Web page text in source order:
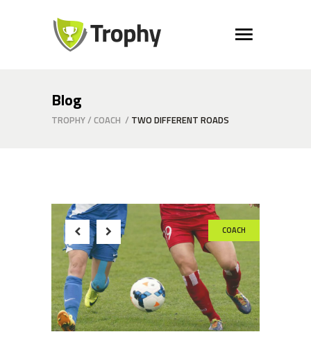
Blog
TROPHY/ COACH / TWO DIFFERENT ROADS
COACH